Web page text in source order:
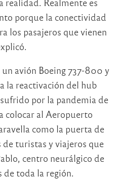
porque la conectividad
los pasajeros que vienen
avión Boeing 737-800 y
la reactivación del hub
por la pandemia de
colocar al Aeropuerto
como la puerta de
de turistas y viajeros que
centro neurálgico de
de toda la región.